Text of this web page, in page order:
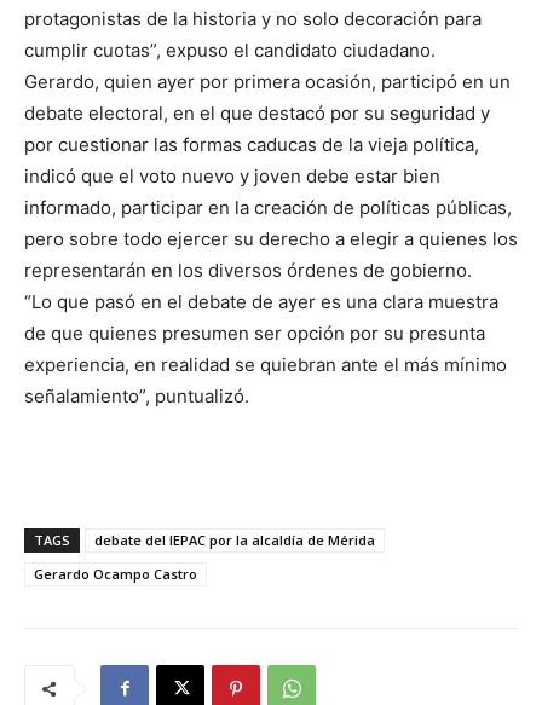
protagonistas de la historia y no solo decoración para
cumplir cuotas”, expuso el candidato ciudadano.
Gerardo, quien ayer por primera ocasión, participó en un
debate electoral, en el que destacó por su seguridad y
por cuestionar las formas caducas de la vieja política,
indicó que el voto nuevo y joven debe estar bien
informado, participar en la creación de políticas públicas,
pero sobre todo ejercer su derecho a elegir a quienes los
representarán en los diversos órdenes de gobierno.
“Lo que pasó en el debate de ayer es una clara muestra
de que quienes presumen ser opción por su presunta
experiencia, en realidad se quiebran ante el más mínimo
señalamiento”, puntualizó.
TAGS
debate del IEPAC por la alcaldía de Mérida
Gerardo Ocampo Castro